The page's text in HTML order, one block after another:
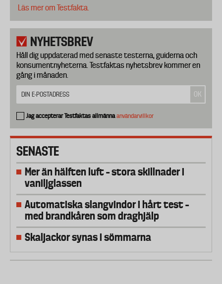
Läs mer om Testfakta.
NYHETSBREV
Håll dig uppdaterad med senaste testerna, guiderna och
konsumentnyheterna. Testfaktas nyhetsbrev kommer en
gång i månaden.
Jag accepterar Testfaktas allmännaanvändarvillkor
SENASTE
Mer än hälften luft – stora skillnader i
vaniljglassen
Automatiska slangvindor i hårt test –
med brandkåren som draghjälp
Skaljackor synas i sömmarna